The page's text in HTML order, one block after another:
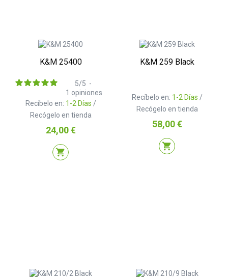
K&M 25400
Recíbelo en: 1-2 Días /
Recógelo en tienda
5/5 -
1 opiniones
Precio
24,00 €
shopping_cart
K&M 259 Black
Recíbelo en: 1-2 Días /
Recógelo en tienda
Precio
58,00 €
shopping_cart